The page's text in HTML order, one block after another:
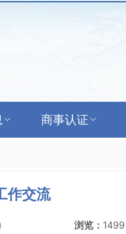
商事认证
作交流
浏览： 1499